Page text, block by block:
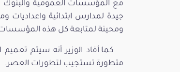
مع المؤسسات العمومية والبنوك
جيدة لمدارس ابتدائية
ومحينة لمتابعة كل هذه
كما أفاد الوزير أنه سيتم تعميم
متطورة تستجيب لتطورات العصر.